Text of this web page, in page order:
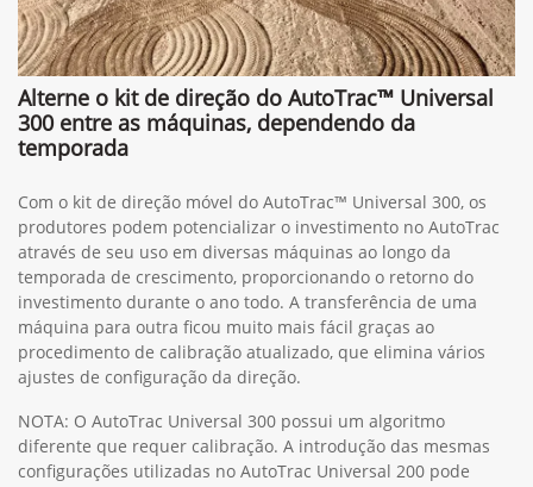
Alterne o kit de direção do AutoTrac™ Universal
300 entre as máquinas, dependendo da
temporada
Com o kit de direção móvel do AutoTrac™ Universal 300, os
produtores podem potencializar o investimento no AutoTrac
através de seu uso em diversas máquinas ao longo da
temporada de crescimento, proporcionando o retorno do
investimento durante o ano todo. A transferência de uma
máquina para outra ficou muito mais fácil graças ao
procedimento de calibração atualizado, que elimina vários
ajustes de configuração da direção.
NOTA: O AutoTrac Universal 300 possui um algoritmo
diferente que requer calibração. A introdução das mesmas
configurações utilizadas no AutoTrac Universal 200 pode